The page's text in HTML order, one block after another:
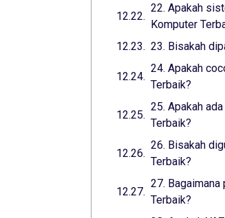
22. Apakah
Komputer
23. Bisakah
24. Apakah
Terbaik?
25. Apakah
Terbaik?
26. Bisakah
Terbaik?
27.
Terbaik?